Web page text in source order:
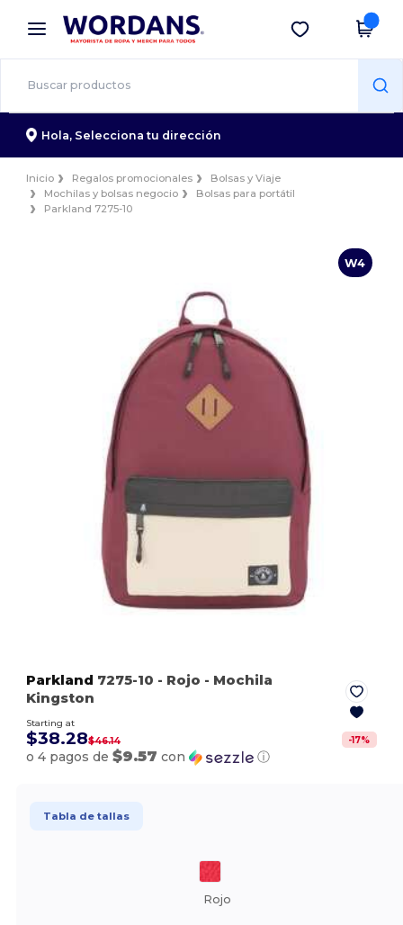
× App de Wordans
¡Mejores precios en app!
Descargar app
Hola, Selecciona tu dirección
Inicio Regalos promocionales
Bolsas y Viaje
Mochilas y bolsas negocio
Bolsas para portátil
Parkland 7275-10
W4
Parkland 7275-10 - Rojo - Mochila
Kingston
Starting at
$38.28$46.14 -17%
o 4 pagos de$9.57 con ⓘ
Tabla de tallas
Rojo